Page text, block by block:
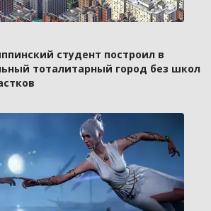
студент построил в
тоталитарный город без школ